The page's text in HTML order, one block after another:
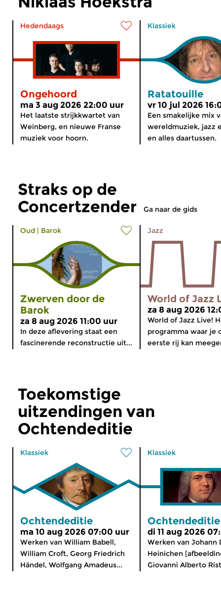
Hedendaags
Ongehoord
ma 3 aug 2026 22:00 uur
Het laatste strijkkwartet van
Weinberg, en nieuwe Franse
muziek voor hoorn.
Klassiek
Ratatouille
vr 10 jul 2026
Een smakelijke mix
wereldmuziek, jazz
en alles daartussen.
Straks op de
Concertzender
Ga naar de gids
Oud | Barok
Zwerven door de
Barok
za 8 aug 2026 11:00 uur
In deze aflevering staat een
fascinerende reconstructie uit...
Jazz
World of Jazz
za 8 aug 2026
World of Jazz Live!
programma waar je
eerste rij kan
Toekomstige
uitzendingen van
Ochtendeditie
Klassiek
Ochtendeditie
ma 10 aug 2026 07:00 uur
Werken van William Babell,
William Croft, Georg Friedrich
Händel, Wolfgang Amadeus...
Klassiek
Ochtendeditie
di 11 aug 2026
Werken van Johann
Heinichen
Giovanni Alberto